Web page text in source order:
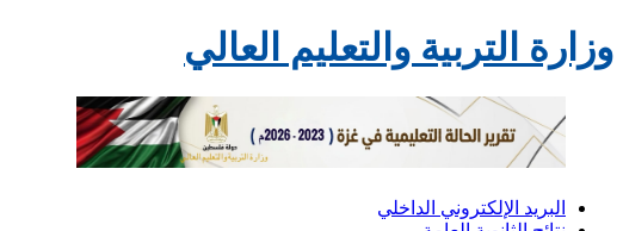
وزارة التربية والتعليم العالي
البريد الإلكتروني الداخلي